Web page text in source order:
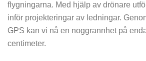
flygningarna. Med hjälp av drönare
inför projekteringar av ledningar.
GPS kan vi nå en noggrannhet på
centimeter.